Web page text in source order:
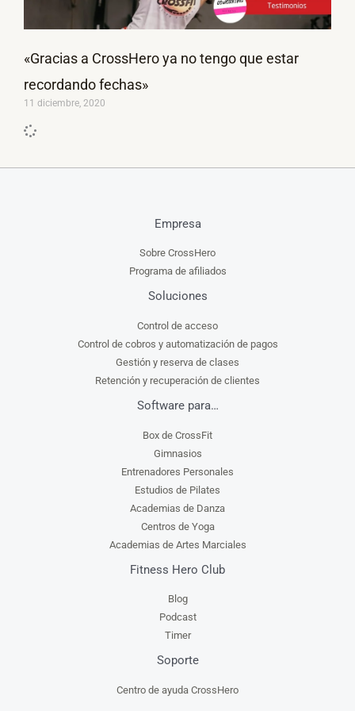
«Gracias a CrossHero ya no tengo que estar
recordando fechas»
11 diciembre, 2020
Empresa
Sobre CrossHero
Programa de afiliados
Soluciones
Control de acceso
Control de cobros y automatización de pagos
Gestión y reserva de clases
Retención y recuperación de clientes
Software para…
Box de CrossFit
Gimnasios
Entrenadores Personales
Estudios de Pilates
Academias de Danza
Centros de Yoga
Academias de Artes Marciales
Fitness Hero Club
Blog
Podcast
Timer
Soporte
Centro de ayuda CrossHero